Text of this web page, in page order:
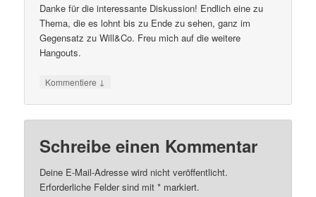
Danke für die interessante Diskussion! Endlich eine zu
Thema, die es lohnt bis zu Ende zu sehen, ganz im
Gegensatz zu Will&Co. Freu mich auf die weitere
Hangouts.
Kommentiere ↓
Schreibe einen Kommentar
Deine E-Mail-Adresse wird nicht veröffentlicht.
Erforderliche Felder sind mit* markiert.